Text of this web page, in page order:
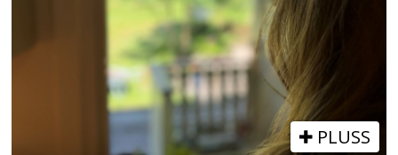
PLUSS